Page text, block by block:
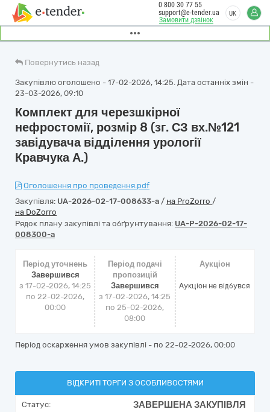
Замовити дзвінок
0 800 30 77 55
support@e-tender.ua
UK
Повернутись назад
Закупівлю оголошено - 17-02-2026, 14:25. Дата останніх змін -
23-03-2026, 09:10
Комплект для черезшкірної
нефростомії, розмір 8 (зг. СЗ вх.№121
завідувача відділення урології
Кравчука А.)
Оголошення про проведення.pdf
Закупівля: UA-2026-02-17-008633-a / на ProZorro /
на DoZorro
Рядок плану закупівлі та обґрунтування: UA-P-2026-02-17-
008300-a
Період уточнень
Завершився
з 17-02-2026, 14:25
по 22-02-2026,
00:00
Період подачі
пропозицій
Завершився
з 17-02-2026, 14:25
по 25-02-2026,
08:00
Аукціон
Аукціон не відбувся
Період оскарження умов закупівлі - по 22-02-2026, 00:00
ВІДКРИТІ ТОРГИ З ОСОБЛИВОСТЯМИ
Статус: ЗАВЕРШЕНА ЗАКУПІВЛЯ